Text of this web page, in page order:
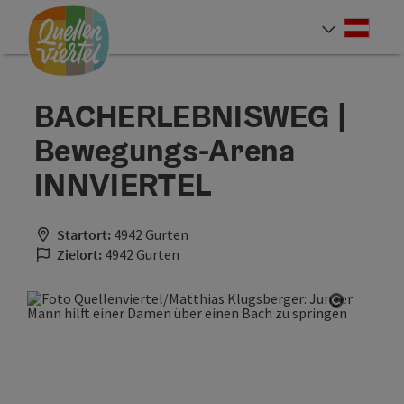
Zum Inhalt
Zur Navigation
Zum Seitenanfang
BACHERLEBNISWEG |
Bewegungs-Arena
INNVIERTEL
Startort: 4942 Gurten
Zielort: 4942 Gurten